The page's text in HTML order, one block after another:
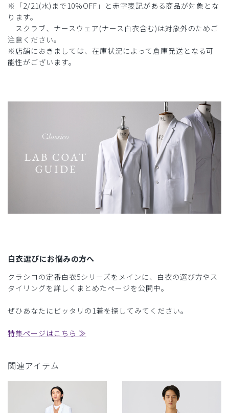
※「2/21(水)まで10%OFF」と赤字表記がある商品が対象とな
ります。
スクラブ、ナースウェア(ナース白衣含む)は対象外のためご
注意ください。
※店舗におきましては、在庫状況によって倉庫発送となる可
能性がございます。
白衣選びにお悩みの方へ
クラシコの定番白衣5シリーズをメインに、白衣の選び方やス
タイリングを詳しくまとめたページを公開中。
ぜひあなたにピッタリの1着を探してみてください。
特集ページはこちら ≫
関連アイテム